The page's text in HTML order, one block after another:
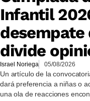
Infantil
desempate
divide
Israel Noriega 05/08/2026
Un artículo de la
dará preferencia a niñas o
una ola de reacciones